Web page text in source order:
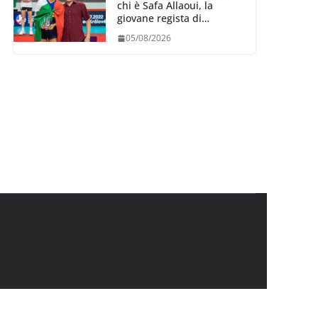
chi è Safa Allaoui, la
giovane regista di
collegiale di Cavalese
05/08/2026